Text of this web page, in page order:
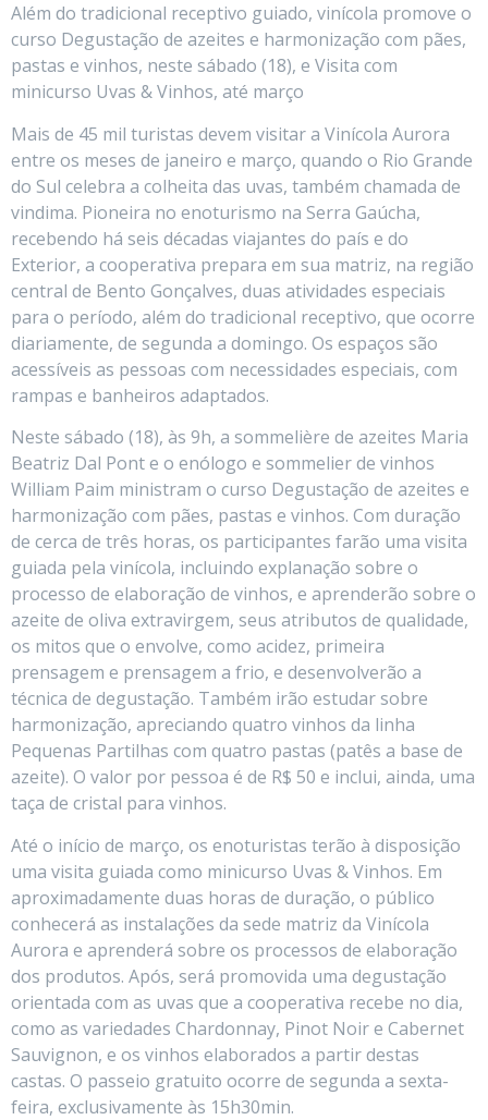
Além do tradicional receptivo guiado, vinícola promove o
curso Degustação de azeites e harmonização com pães,
pastas e vinhos, neste sábado (18), e Visita com
minicurso Uvas & Vinhos, até março
Mais de 45 mil turistas devem visitar a Vinícola Aurora
entre os meses de janeiro e março, quando o Rio Grande
do Sul celebra a colheita das uvas, também chamada de
vindima. Pioneira no enoturismo na Serra Gaúcha,
recebendo há seis décadas viajantes do país e do
Exterior, a cooperativa prepara em sua matriz, na região
central de Bento Gonçalves, duas atividades especiais
para o período, além do tradicional receptivo, que ocorre
diariamente, de segunda a domingo. Os espaços são
acessíveis as pessoas com necessidades especiais, com
rampas e banheiros adaptados.
Neste sábado (18), às 9h, a sommelière de azeites Maria
Beatriz Dal Pont e o enólogo e sommelier de vinhos
William Paim ministram o curso Degustação de azeites e
harmonização com pães, pastas e vinhos. Com duração
de cerca de três horas, os participantes farão uma visita
guiada pela vinícola, incluindo explanação sobre o
processo de elaboração de vinhos, e aprenderão sobre o
azeite de oliva extravirgem, seus atributos de qualidade,
os mitos que o envolve, como acidez, primeira
prensagem e prensagem a frio, e desenvolverão a
técnica de degustação. Também irão estudar sobre
harmonização, apreciando quatro vinhos da linha
Pequenas Partilhas com quatro pastas (patês a base de
azeite). O valor por pessoa é de R$ 50 e inclui, ainda, uma
taça de cristal para vinhos.
Até o início de março, os enoturistas terão à disposição
uma visita guiada como minicurso Uvas & Vinhos. Em
aproximadamente duas horas de duração, o público
conhecerá as instalações da sede matriz da Vinícola
Aurora e aprenderá sobre os processos de elaboração
dos produtos. Após, será promovida uma degustação
orientada com as uvas que a cooperativa recebe no dia,
como as variedades Chardonnay, Pinot Noir e Cabernet
Sauvignon, e os vinhos elaborados a partir destas
castas. O passeio gratuito ocorre de segunda a sexta-
feira, exclusivamente às 15h30min.